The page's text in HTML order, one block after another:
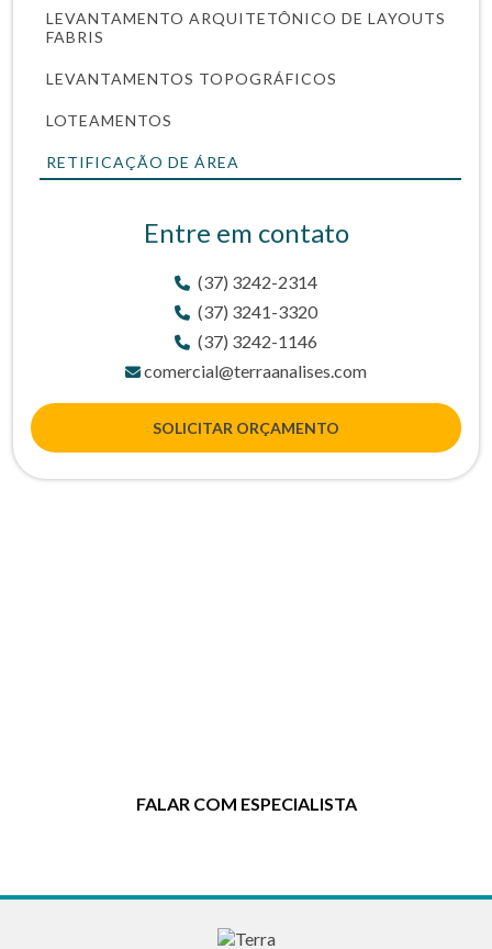
LEVANTAMENTO ARQUITETÔNICO DE LAYOUTS
FABRIS
LEVANTAMENTOS TOPOGRÁFICOS
LOTEAMENTOS
RETIFICAÇÃO DE ÁREA
Entre em contato
(37) 3242-2314
(37) 3241-3320
(37) 3242-1146
comercial@terraanalises.com
SOLICITAR ORÇAMENTO
FALAR COM ESPECIALISTA